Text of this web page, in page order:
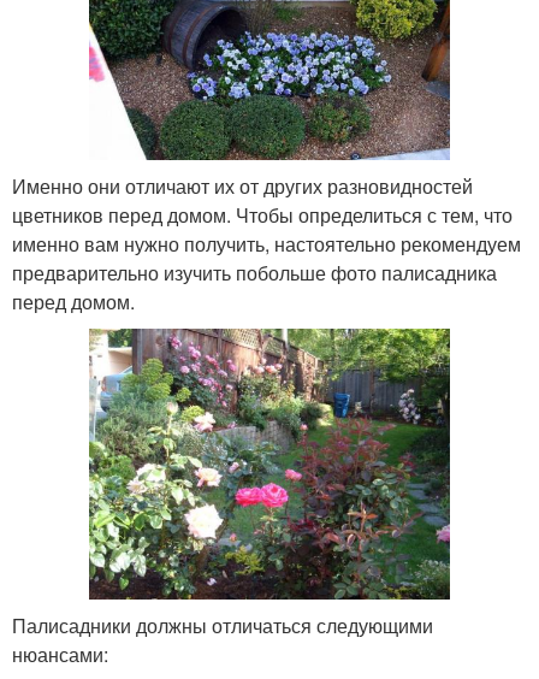
Именно они отличают их от других разновидностей
цветников перед домом. Чтобы определиться с тем, что
именно вам нужно получить, настоятельно рекомендуем
предварительно изучить побольше фото палисадника
перед домом.
Палисадники должны отличаться следующими
нюансами: